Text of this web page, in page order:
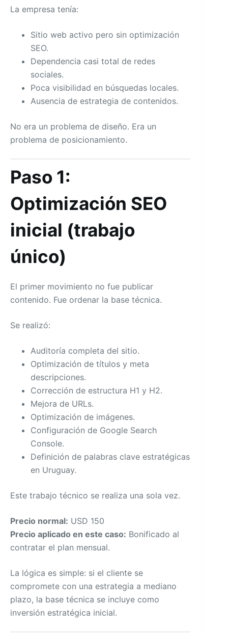
La empresa tenía:
Sitio web activo pero sin optimización
SEO.
Dependencia casi total de redes
sociales.
Poca visibilidad en búsquedas locales.
Ausencia de estrategia de contenidos.
No era un problema de diseño. Era un
problema de posicionamiento.
Paso 1:
Optimización SEO
inicial (trabajo
único)
El primer movimiento no fue publicar
contenido. Fue ordenar la base técnica.
Se realizó:
Auditoría completa del sitio.
Optimización de títulos y meta
descripciones.
Corrección de estructura H1 y H2.
Mejora de URLs.
Optimización de imágenes.
Configuración de Google Search
Console.
Definición de palabras clave estratégicas
en Uruguay.
Este trabajo técnico se realiza una sola vez.
Precio normal: USD 150
Precio aplicado en este caso: Bonificado al
contratar el plan mensual.
La lógica es simple: si el cliente se
compromete con una estrategia a mediano
plazo, la base técnica se incluye como
inversión estratégica inicial.